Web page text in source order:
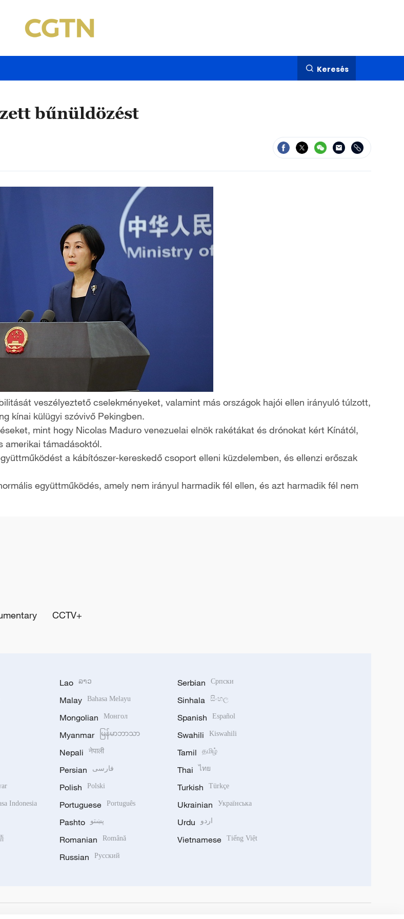
Keresés
bűnüldözést
veszélyeztető cselekményeket, valamint más országok hajói ellen irányuló túlzott,
kínai külügyi szóvivő Pekingben.
mint hogy Nicolas Maduro venezuelai elnök rakétákat és drónokat kért Kínától,
amerikai támadásoktól.
a kábítószer-kereskedő csoport elleni küzdelemben, és ellenzi erőszak
együttműködés, amely nem irányul harmadik fél ellen, és azt harmadik fél nem
CCTV+
Indonesia
Lao ລາວ
Malay Bahasa Melayu
Mongolian Монгол
Myanmar မြန်မာဘာသာ
Nepali नेपाली
Persian فارسی
Polish Polski
Portuguese Português
Pashto پښتو
Romanian Română
Russian Русский
Serbian Српски
Sinhala සිංහල
Spanish Español
Swahili Kiswahili
Tamil தமிழ்
Thai ไทย
Turkish Türkçe
Ukrainian Українська
Urdu اردو
Vietnamese Tiếng Việt